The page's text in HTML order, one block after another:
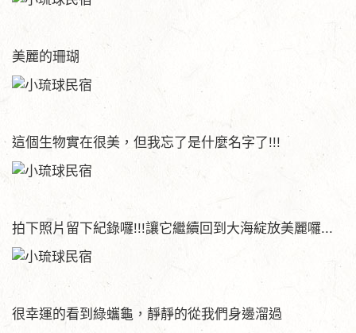
美麗的珊瑚
這個生物實在很美，但我忘了是什麼名字了!!!
拍下照片留下紀錄囉!!!讓它繼續回到大海綻放美麗囉...
很幸運的看到綠蠵龜，靜靜的從我們身邊溜過